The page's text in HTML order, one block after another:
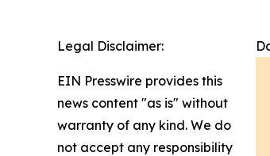
Legal Disclaimer:
EIN Presswire provides this
news content "as is" without
warranty of any kind. We do
not accept any responsibility